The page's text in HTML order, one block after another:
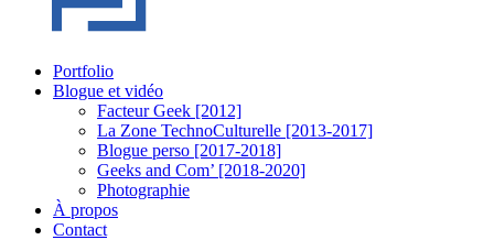
Menu
Portfolio
Blogue et vidéo
Facteur Geek [2012]
La Zone TechnoCulturelle [2013-2017]
Blogue perso [2017-2018]
Geeks and Com’ [2018-2020]
Photographie
À propos
Contact